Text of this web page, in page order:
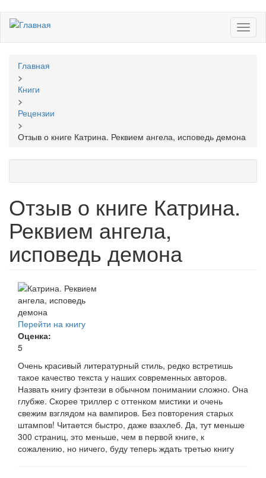
Перейти
основному
Вы
здесь
Главная
>
Книги
>
Рецензии
>
Отзыв о книге Катрина. Реквием ангела, исповедь демона
Отзыв о книге Катрина.
Реквием ангела,
исповедь демона
Перейти на книгу
Оценка:
5
Очень красивый литературный стиль, редко встретишь
такое качество текста у наших современных авторов.
Назвать книгу фэнтези в обычном понимании сложно. Она
глубже. Скорее триллер с оттенком мистики и очень
свежим взглядом на вампиров. Без повторения старых
штампов! Читается быстро, даже взахлеб. Да, тут меньше
300 страниц, это меньше, чем в первой книге, к
сожалению, но ничего, буду теперь ждать третью книгу